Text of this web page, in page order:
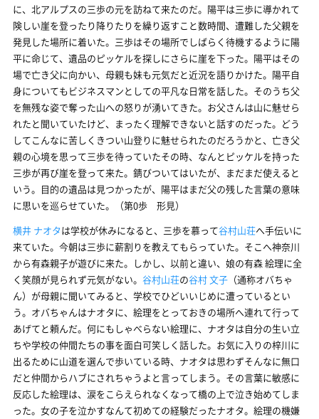
に、北アルプスの三歩の元を訪ねて来たのだ。陽平は三歩に導かれて
険しい崖を登ったり降りたりを繰り返すこと数時間、遭難した父親を
発見した場所に着いた。三歩はその場所でしばらく待機するように陽
平に命じて、遺品のピッケルを探しにさらに崖を下った。陽平はその
場で亡き父に向かい、母親も妹も元気だと近況を語りかけた。陽平自
身についてもビジネスマンとしての平凡な日常を話した。そのうち父
を無残な姿で奪った山への怒りが湧いてきた。お父さんは山に魅せら
れたと聞いていたけど、まったく理解できないと話すのだった。どう
してこんなに苦しくきつい山登りに魅せられたのだろうかと、亡き父
親の心境を思って三歩を待っていたその時、なんとピッケルを持った
三歩が再び崖を登って来た。錆びついてはいたが、まだまだ使えると
いう。目的の遺品は見つかったが、陽平はまだ父の残した言葉の意味
に思いを巡らせていた。（第0歩 形見）
横井 ナオタは学校が休みになると、三歩を慕って谷村山荘へ手伝いに
来ていた。今朝は三歩に薪割りを教えてもらっていた。そこへ神奈川
から有森親子が遊びに来た。しかし、以前と違い、娘の有森 絵理に全
く笑顔が見られず元気がない。 谷村山荘の谷村 文子 （通称オバちゃ
ん）が母親に聞いてみると、学校でひどいいじめに遭っているとい
う。オバちゃんはナオタに、絵理をとっておきの場所へ連れて行って
あげてと頼んだ。何にもしゃべらない絵理に、ナオタは自分の生い立
ちや学校の仲間たちの事を面白可笑しく話した。お気に入りの梓川に
出るために山道を選んで歩いている時、ナオタは思わずそんなに無口
だと仲間からハブにされちゃうよと言ってしまう。その言葉に敏感に
反応した絵理は、涙をこらえられなくなって橋の上で泣き始めてしま
った。女の子を泣かすなんて初めての経験だったナオタ。絵理の機嫌